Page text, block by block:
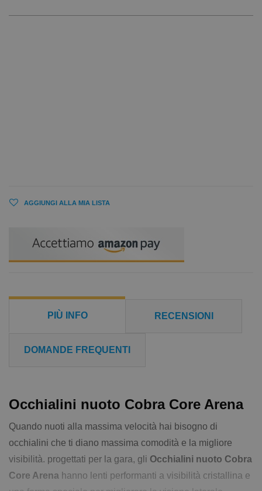
AGGIUNGI ALLA MIA LISTA
PIÙ INFO RECENSIONI
DOMANDE FREQUENTI
Occhialini nuoto Cobra Core Arena
Quando nuoti alla massima velocità hai bisogno di
occhialini che ti diano massima comodità e la migliore
visibilità. progettati per la gara, gli Occhialini nuoto Cobra
Core Arena hanno lenti performanti a visibilità cristallina e